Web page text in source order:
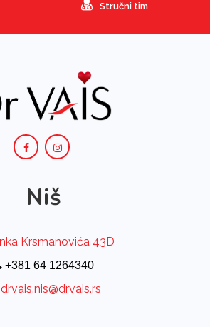
Stručni tim
Niš
Krsmanovića 43D
+381 64 1264340
drvais.nis@drvais.rs